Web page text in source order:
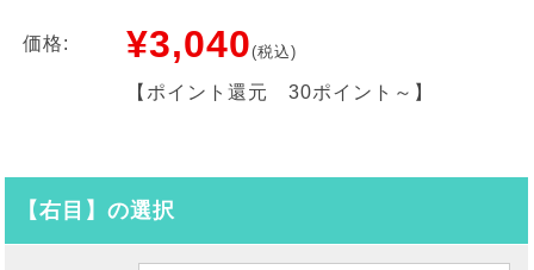
価格: ¥3,040(税込)
【ポイント還元30ポイント～ 】
【右目】の選択